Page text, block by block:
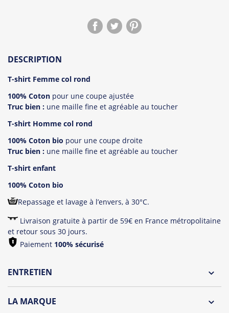
DESCRIPTION
T-shirt Femme col rond
100% Coton pour une coupe ajustée
Truc bien : une maille fine et agréable au toucher
T-shirt Homme col rond
100% Coton bio pour une coupe droite
Truc bien : une maille fine et agréable au toucher
T-shirt enfant
100% Coton bio
Repassage et lavage à l’envers, à 30°C.
Livraison gratuite à partir de 59€ en France métropolitaine
et retour sous 30 jours.
Paiement 100% sécurisé
ENTRETIEN
LA MARQUE